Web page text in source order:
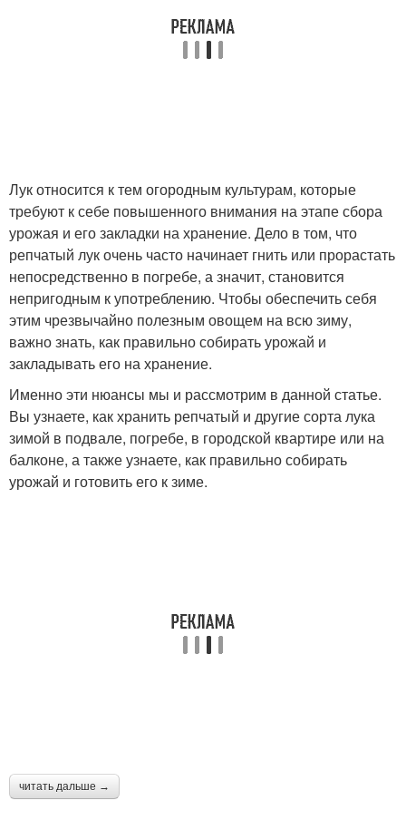
Лук относится к тем огородным культурам, которые
требуют к себе повышенного внимания на этапе сбора
урожая и его закладки на хранение. Дело в том, что
репчатый лук очень часто начинает гнить или прорастать
непосредственно в погребе, а значит, становится
непригодным к употреблению. Чтобы обеспечить себя
этим чрезвычайно полезным овощем на всю зиму,
важно знать, как правильно собирать урожай и
закладывать его на хранение.
Именно эти нюансы мы и рассмотрим в данной статье.
Вы узнаете, как хранить репчатый и другие сорта лука
зимой в подвале, погребе, в городской квартире или на
балконе, а также узнаете, как правильно собирать
урожай и готовить его к зиме.
читать дальше →